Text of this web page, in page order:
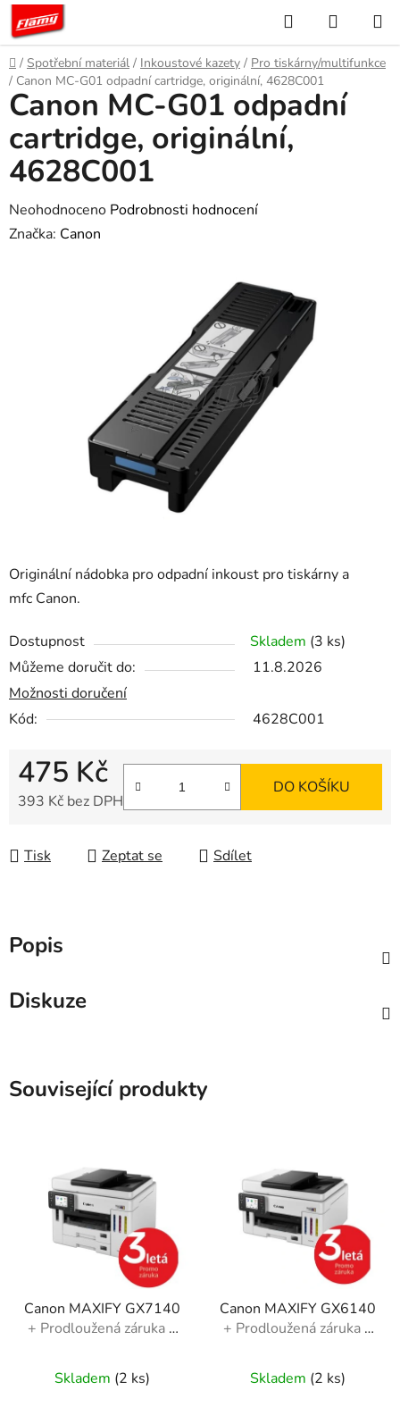
Přejít
obsah
Hledat
KOŠÍK
Domů
/ Spotřební materiál / Inkoustové kazety / Pro tiskárny/multifunkce
/ Canon MC-G01 odpadní cartridge, originální, 4628C001
Originální nádobka pro odpadní inkoust pro tiskárny a
mfc Canon.
Dostupnost Skladem (3 ks)
Můžeme doručit do:
11.8.2026
Možnosti doručení
Kód:
4628C001
475 Kč
393 Kč bez DPH
DO KOŠÍKU
Tisk Zeptat se Sdílet
Canon MC-G01 odpadní
cartridge, originální,
4628C001
Průměrné
hodnocení
Neohodnoceno Podrobnosti hodnocení
Značka: Canon
Popis
Diskuze
Související produkty
Canon MAXIFY GX7140
+ Prodloužená záruka +
Skladem (2 ks)
Canon MAXIFY GX6140
+ Prodloužená záruka +
Skladem (2 ks)